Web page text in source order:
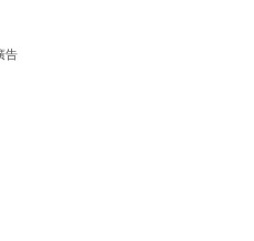
告